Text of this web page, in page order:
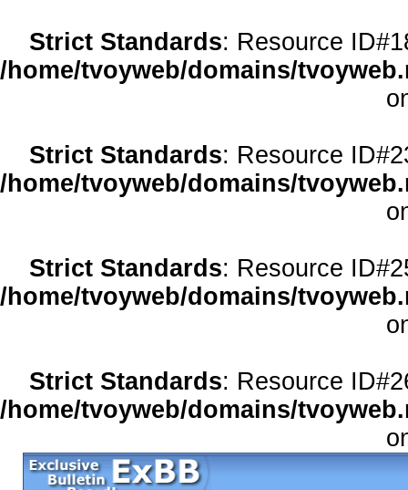
Strict Standards: Resource
/home/tvoyweb/domains/
Strict Standards: Resource
/home/tvoyweb/domains/
Strict Standards: Resource
/home/tvoyweb/domains/
Strict Standards: Resource
/home/tvoyweb/domains/